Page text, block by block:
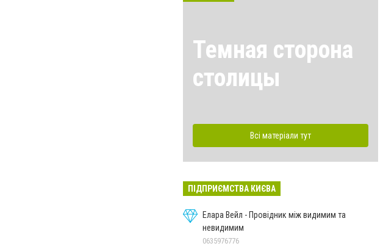
Темная сторона
столицы
Всі матеріали тут
ПІДПРИЄМСТВА КИЄВА
Елара Вейл - Провідник між видимим та
невидимим
0635976776